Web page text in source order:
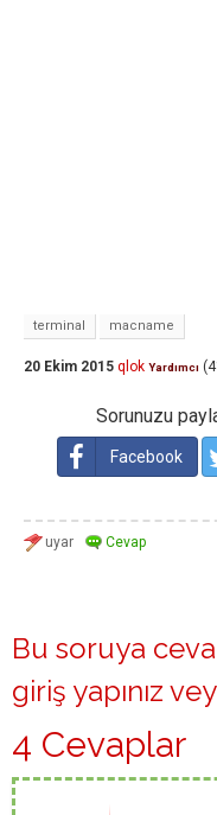
terminal macname
20 Ekim 2015 qlok Yardımcı (
Sorunuzu
Facebook
Bu soruya
giriş yapınız
4 Cevaplar